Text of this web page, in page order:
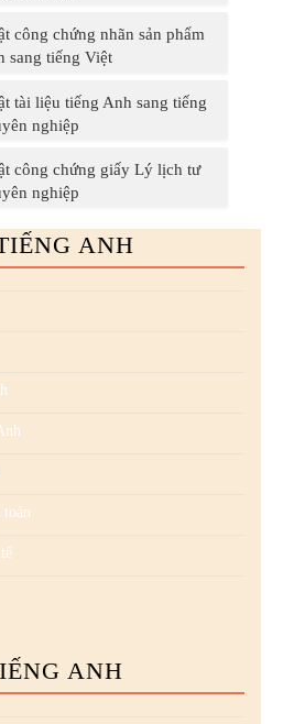
công chứng nhãn sản phẩm
sang tiếng Việt
tài liệu tiếng Anh sang tiếng
nghiệp
công chứng giấy Lý lịch tư
nghiệp
ANH
ANH